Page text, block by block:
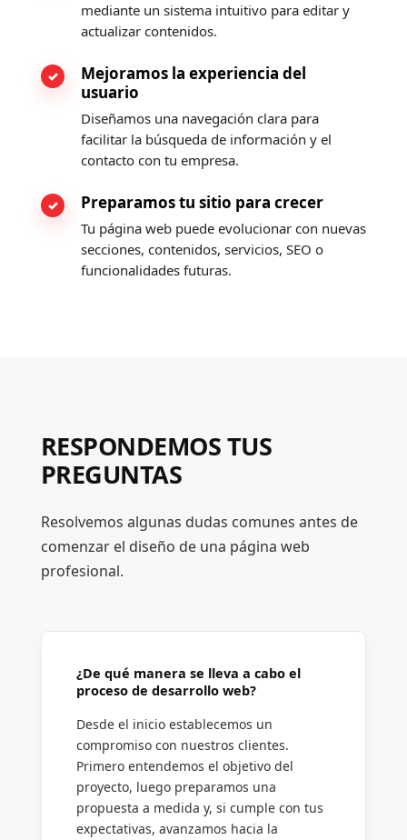
mediante un sistema intuitivo para editar y
actualizar contenidos.
Mejoramos la experiencia del
usuario
Diseñamos una navegación clara para
facilitar la búsqueda de información y el
contacto con tu empresa.
Preparamos tu sitio para crecer
Tu página web puede evolucionar con nuevas
secciones, contenidos, servicios, SEO o
funcionalidades futuras.
RESPONDEMOS TUS
PREGUNTAS
Resolvemos algunas dudas comunes antes de
comenzar el diseño de una página web
profesional.
¿De qué manera se lleva a cabo el
proceso de desarrollo web?
Desde el inicio establecemos un
compromiso con nuestros clientes.
Primero entendemos el objetivo del
proyecto, luego preparamos una
propuesta a medida y, si cumple con tus
expectativas, avanzamos hacia la